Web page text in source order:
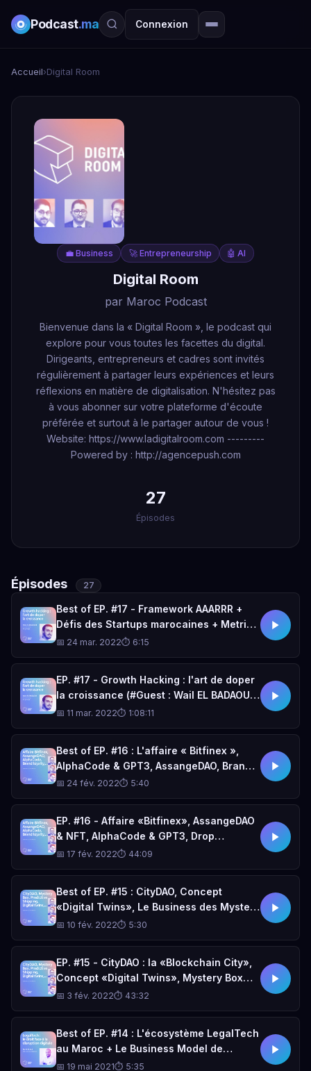
Podcast.ma Connexion
Accueil›Digital Room
💼 Business 🚀 Entrepreneurship 🤖 AI
Digital Room
par Maroc Podcast
Bienvenue dans la « Digital Room », le podcast qui
explore pour vous toutes les facettes du digital.
Dirigeants, entrepreneurs et cadres sont invités
régulièrement à partager leurs expériences et leurs
réflexions en matière de digitalisation. N'hésitez pas
à vous abonner sur votre plateforme d'écoute
préférée et surtout à le partager autour de vous !
Website: https://www.ladigitalroom.com ---------
Powered by : http://agencepush.com
27
Épisodes
Épisodes 27
Best of EP. #17 - Framework AAARRR +
Défis des Startups marocaines + Metrics
clés pour le Growth Hacking + Pricing
📅 24 mar. 2022⏱ 6:15
EP. #17 - Growth Hacking : l'art de doper
la croissance (#Guest : Wail EL BADAOUI,
Growth Hacker chez Bit.ly Europe)
📅 11 mar. 2022⏱ 1:08:11
Best of EP. #16 : L'affaire « Bitfinex »,
AlphaCode & GPT3, AssangeDAO, Brand
Loyalty
📅 24 fév. 2022⏱ 5:40
EP. #16 - Affaire «Bitfinex», AssangeDAO
& NFT, AlphaCode & GPT3, Drop
Servicing sur TikTok, Brand loyalty
📅 17 fév. 2022⏱ 44:09
Best of EP. #15 : CityDAO, Concept
«Digital Twins», Le Business des Mystery
Box, Predictive Shipping d'Amazon, Brick
📅 10 fév. 2022⏱ 5:30
EP. #15 - CityDAO : la «Blockchain City»,
Concept «Digital Twins», Mystery Box
avec "Heat.io", Predictive Shipping &
📅 3 fév. 2022⏱ 43:32
Best of EP. #14 : L'écosystème LegalTech
au Maroc + Le Business Model de
«Juris.ma» + Réussir son «Proof Of
📅 19 mai 2021⏱ 5:35